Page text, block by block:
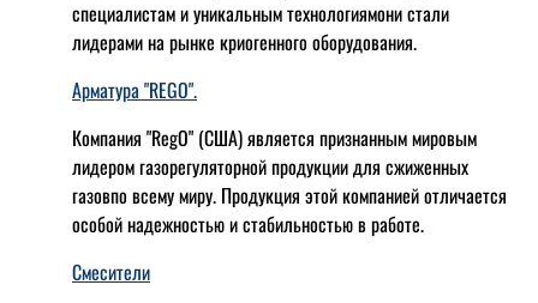
специалистам и уникальным технологиямони стали
лидерами на рынке криогенного оборудования.
Арматура "REGO".
Компания "RegO" (США) является признанным мировым
лидером газорегуляторной продукции для сжиженных
газовпо всему миру. Продукция этой компанией отличается
особой надежностью и стабильностью в работе.
Смесители